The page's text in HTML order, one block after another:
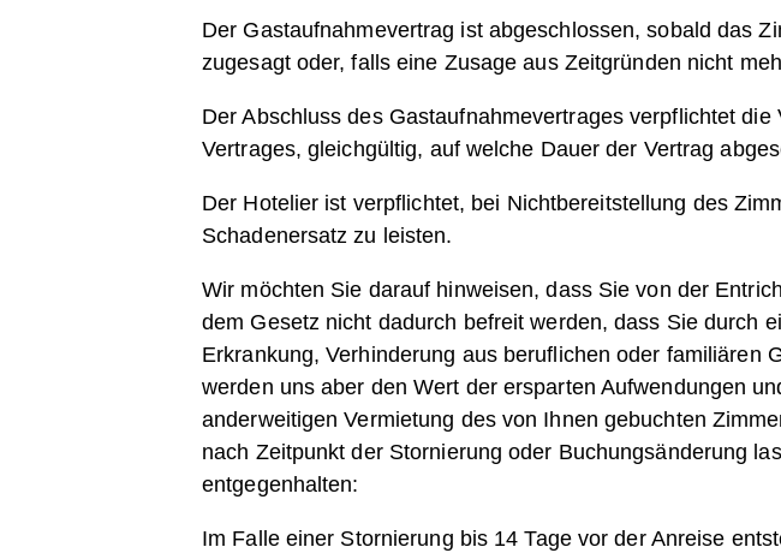
Der Gastaufnahmevertrag ist abgeschlossen, sobald das
zugesagt oder, falls eine Zusage aus Zeitgründen nicht
Der Abschluss des Gastaufnahmevertrages verpflichtet
Vertrages, gleichgültig, auf welche Dauer der Vertrag
Der Hotelier ist verpflichtet, bei Nichtbereitstellung des
Schadenersatz zu leisten.
Wir möchten Sie darauf hinweisen, dass Sie von der
dem Gesetz nicht dadurch befreit werden, dass Sie durch
Erkrankung, Verhinderung aus beruflichen oder familiären
werden uns aber den Wert der ersparten Aufwendungen
anderweitigen Vermietung des von Ihnen gebuchten
nach Zeitpunkt der Stornierung oder Buchungsänderung
entgegenhalten:
Im Falle einer Stornierung bis 14 Tage vor der Anreise